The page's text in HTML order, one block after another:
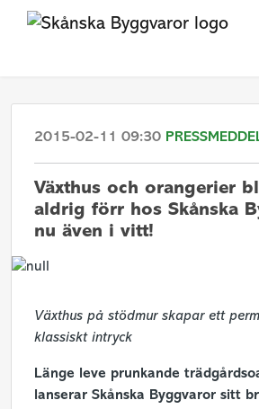
2015-02-11 09:30
​Växthus och orangerier
aldrig förr hos Skånska
nu även i vitt!
Växthus på stödmur skapar ett
klassiskt intryck
Länge leve prunkande
lanserar Skånska Byggvaror sitt